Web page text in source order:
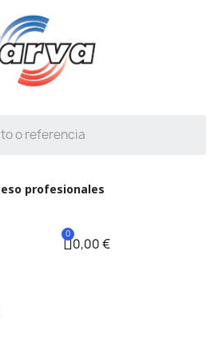
profesionales
0,00 €